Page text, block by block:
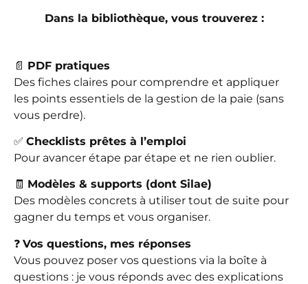
Dans la bibliothèque, vous trouverez :
📄 PDF pratiques
Des fiches claires pour comprendre et appliquer
les points essentiels de la gestion de la paie (sans
vous perdre).
✅ Checklists prêtes à l’emploi
Pour avancer étape par étape et ne rien oublier.
🧾 Modèles & supports (dont Silae)
Des modèles concrets à utiliser tout de suite pour
gagner du temps et vous organiser.
❓ Vos questions, mes réponses
Vous pouvez poser vos questions via la boîte à
questions : je vous réponds avec des explications